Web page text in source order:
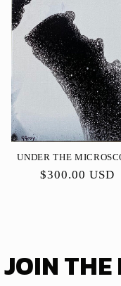
UNDER THE
Preço
$300.00 USD
JOIN